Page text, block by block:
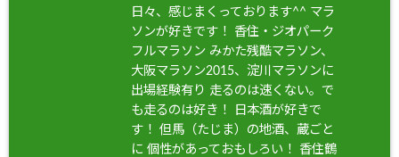
日々、感じまくっております^^ マラ
ソンが好きです！ 香住・ジオパーク
フルマラソン みかた残酷マラソン、
大阪マラソン2015、淀川マラソンに
出場経験有り 走るのは速くない。で
も走るのは好き！ 日本酒が好きで
す！ 但馬（たじま）の地酒、蔵ごと
に 個性があっておもしろい！ 香住鶴